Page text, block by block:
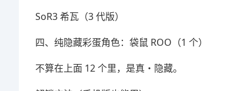
SoR3 希瓦（3 代版）
四、纯隐藏彩蛋角色：袋鼠 ROO（1 个）
不算在上面 12 个里，是真・隐藏。